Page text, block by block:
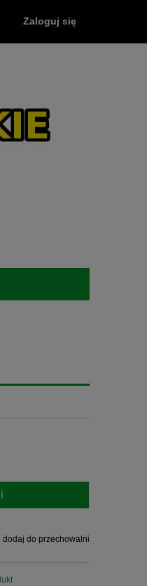
Zaloguj się
dodaj do przechowalni